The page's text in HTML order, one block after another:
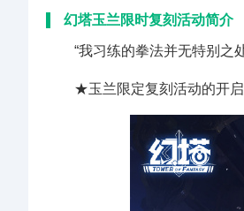
幻塔玉兰限时复刻活动简介
“我习练的拳法并无特别之处
★玉兰限定复刻活动的开启